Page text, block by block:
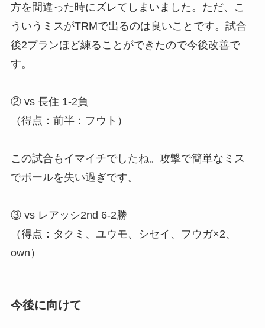
方を間違った時にズレてしまいました。ただ、こ
ういうミスがTRMで出るのは良いことです。試合
後2プランほど練ることができたので今後改善で
す。
② vs 長住 1-2負
（得点：前半：フウト）
この試合もイマイチでしたね。攻撃で簡単なミス
でボールを失い過ぎです。
③ vs レアッシ2nd 6-2勝
（得点：タクミ、ユウモ、シセイ、フウガ×2、
own）
今後に向けて